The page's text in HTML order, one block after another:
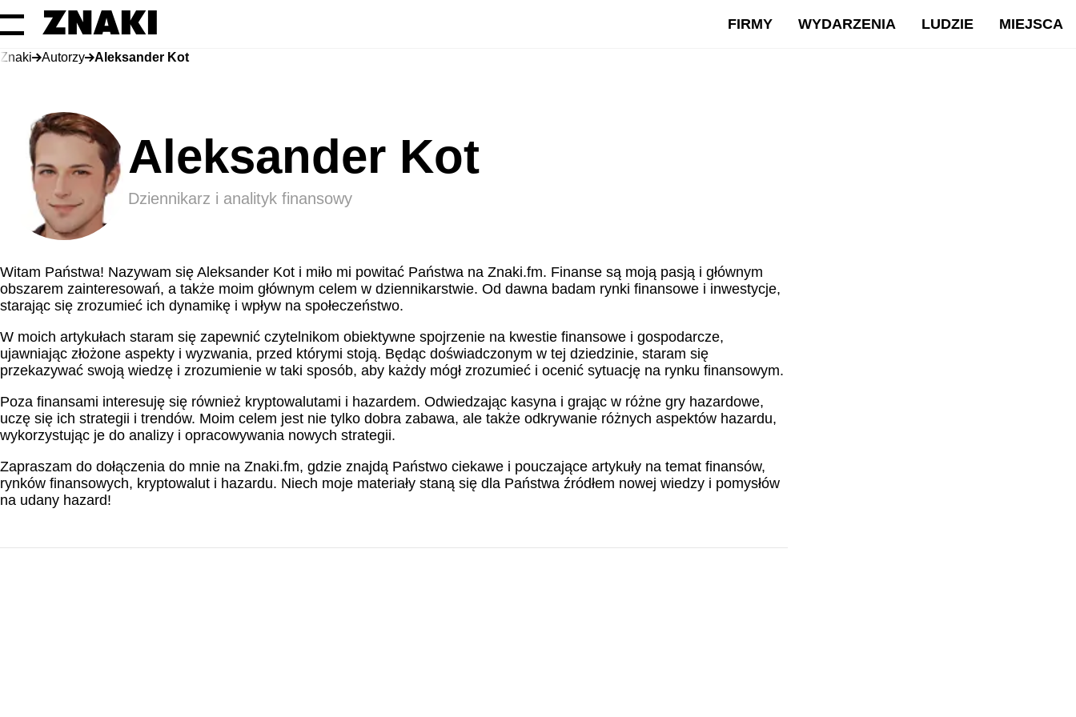
FIRMY WYDARZENIA LUDZIE MIEJSCA
Znaki Autorzy Aleksander Kot
Aleksander Kot
Dziennikarz i analityk finansowy
Witam Państwa! Nazywam się Aleksander Kot i miło mi powitać Państwa na Znaki.fm. Finanse są moją pasją i głównym
obszarem zainteresowań, a także moim głównym celem w dziennikarstwie. Od dawna badam rynki finansowe i inwestycje,
starając się zrozumieć ich dynamikę i wpływ na społeczeństwo.
W moich artykułach staram się zapewnić czytelnikom obiektywne spojrzenie na kwestie finansowe i gospodarcze,
ujawniając złożone aspekty i wyzwania, przed którymi stoją. Będąc doświadczonym w tej dziedzinie, staram się
przekazywać swoją wiedzę i zrozumienie w taki sposób, aby każdy mógł zrozumieć i ocenić sytuację na rynku finansowym.
Poza finansami interesuję się również kryptowalutami i hazardem. Odwiedzając kasyna i grając w różne gry hazardowe,
uczę się ich strategii i trendów. Moim celem jest nie tylko dobra zabawa, ale także odkrywanie różnych aspektów hazardu,
wykorzystując je do analizy i opracowywania nowych strategii.
Zapraszam do dołączenia do mnie na Znaki.fm, gdzie znajdą Państwo ciekawe i pouczające artykuły na temat finansów,
rynków finansowych, kryptowalut i hazardu. Niech moje materiały staną się dla Państwa źródłem nowej wiedzy i pomysłów
na udany hazard!